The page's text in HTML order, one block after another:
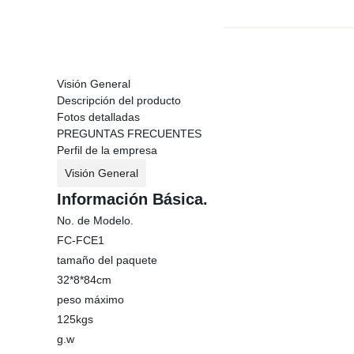
Visión General
Descripción del producto
Fotos detalladas
PREGUNTAS FRECUENTES
Perfil de la empresa
Visión General
Información Básica.
No. de Modelo.
FC-FCE1
tamaño del paquete
32*8*84cm
peso máximo
125kgs
g.w